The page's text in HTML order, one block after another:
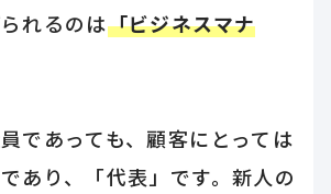
れるのは「ビジネスマナ
であっても、顧客にとっては
あり、「代表」です。新人の